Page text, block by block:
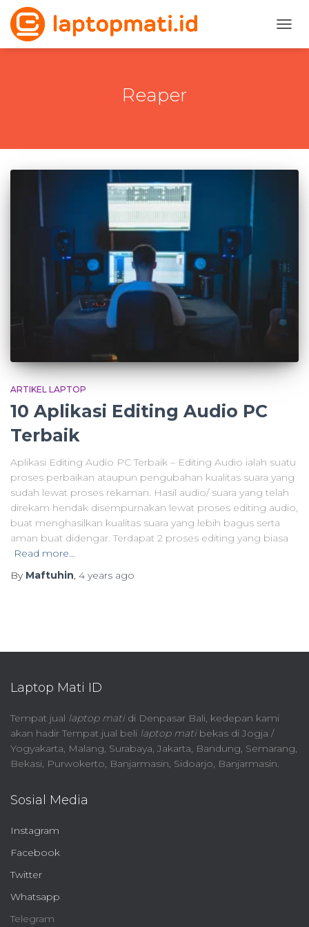
Reaper
ARTIKEL LAPTOP
10 Aplikasi Editing Audio PC
Terbaik
Aplikasi Editing Audio PC Terbaik – Editing Audio ialah suatu
proses perbaikan ataupun pengubahan kualitas suara yang
sudah lewat proses rekaman. Hasil audio/ suara yang telah
direkam hendak disempurnakan lewat proses editing audio,
buat menghasilkan kualitas suara yang lebih bagus serta
aman buat didengar. Terdapat 2 proses editing yang biasa
Read more…
By Maftuhin, 4 years ago
Laptop Mati ID
Tempat jual laptop matidi Denpasar Bali, kedepan kami
akan hadir Tempat jual beli laptop matibekas di Jogja /
Yogyakarta, Malang, Surabaya, Jakarta, Bandung, Semarang,
Bekasi, Purwokerto, Banjarmasin, Sidoarjo, Banjarmasin.
Sosial Media
Instagram
Facebook
Twitter
Whatsapp
Telegram